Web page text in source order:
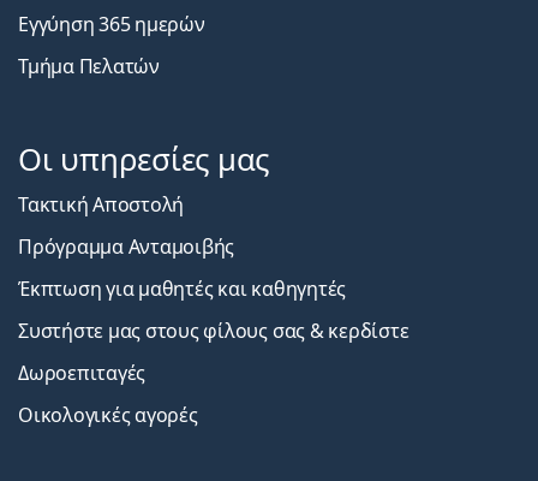
Εγγύηση 365 ημερών
Τμήμα Πελατών
Οι υπηρεσίες μας
Τακτική Αποστολή
Πρόγραμμα Ανταμοιβής
Έκπτωση για μαθητές και καθηγητές
Συστήστε μας στους φίλους σας & κερδίστε
Δωροεπιταγές
Οικολογικές αγορές